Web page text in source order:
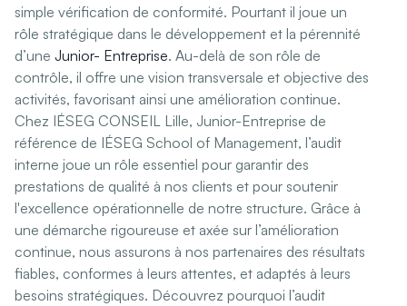
simple vérification de conformité. Pourtant il joue un
rôle stratégique dans le développement et la pérennité
d’une Junior- Entreprise. Au-delà de son rôle de
contrôle, il offre une vision transversale et objective des
activités, favorisant ainsi une amélioration continue.
Chez IÉSEG CONSEIL Lille, Junior-Entreprise de
référence de IÉSEG School of Management, l’audit
interne joue un rôle essentiel pour garantir des
prestations de qualité à nos clients et pour soutenir
l'excellence opérationnelle de notre structure. Grâce à
une démarche rigoureuse et axée sur l’amélioration
continue, nous assurons à nos partenaires des résultats
fiables, conformes à leurs attentes, et adaptés à leurs
besoins stratégiques. Découvrez pourquoi l’audit